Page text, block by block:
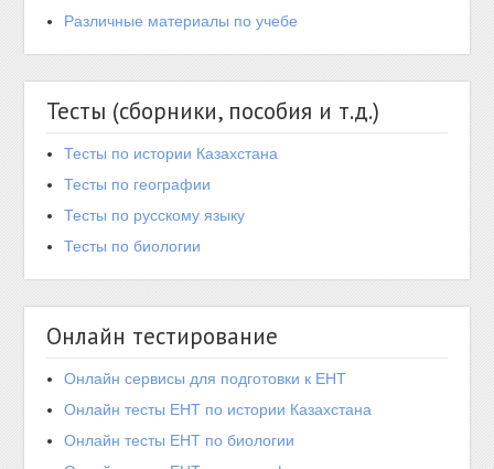
Различные материалы по учебе
Тесты (сборники, пособия и т.д.)
Тесты по истории Казахстана
Тесты по географии
Тесты по русскому языку
Тесты по биологии
Онлайн тестирование
Онлайн сервисы для подготовки к ЕНТ
Онлайн тесты ЕНТ по истории Казахстана
Онлайн тесты ЕНТ по биологии